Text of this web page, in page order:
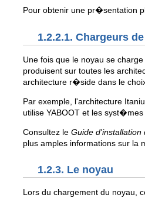
Pour obtenir une pr�sentation
1.2.2.1. Chargeurs
Une fois que le noyau se
produisent sur toutes les
architecture r�side dans le
Par exemple, l'architecture
utilise YABOOT et les
Consultez le Guide d'installation
plus amples informations sur
1.2.3. Le noyau
Lors du chargement du noyau,